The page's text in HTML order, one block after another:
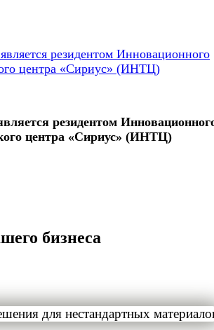
резидентом
центра «Сириус» (ИНТЦ)
бизнеса